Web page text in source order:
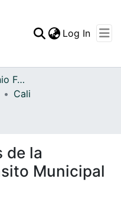
Statistics
Log In
Archivo del Patrimonio Fotográfico y Fílmico del Valle del Cauca
Cali
de la
Municipal